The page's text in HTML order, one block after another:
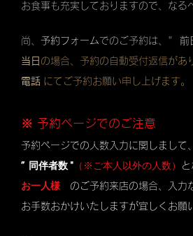
お食事も充実しておりますので、なる
尚、 予約フォームでのご予約は、" 前
当日 の場合、予約の自動受付返信があ
電話 にてご予約お願い申し上げます。
※ 予約ページでのご注意
予約ページでの人数入力に関しまして
” 同伴者数 " （※ご本人以外の人数）
お一人様 のご予約来店の場合、入力
お手数おかけいたしますが宜しくお願